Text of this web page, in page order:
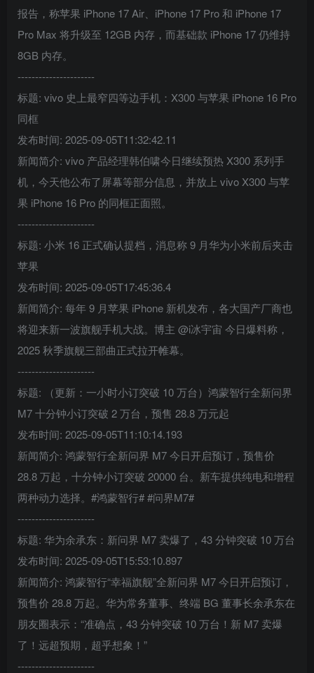
报告，称苹果 iPhone 17 Air、iPhone 17 Pro 和 iPhone 17
Pro Max 将升级至 12GB 内存，而基础款 iPhone 17 仍维持
8GB 内存。
----------------------
标题: vivo 史上最窄四等边手机：X300 与苹果 iPhone 16 Pro
同框
发布时间: 2025-09-05T11:32:42.11
新闻简介: vivo 产品经理韩伯啸今日继续预热 X300 系列手
机，今天他公布了屏幕等部分信息，并放上 vivo X300 与苹
果 iPhone 16 Pro 的同框正面照。
----------------------
标题: 小米 16 正式确认提档，消息称 9 月华为小米前后夹击
苹果
发布时间: 2025-09-05T17:45:36.4
新闻简介: 每年 9 月苹果 iPhone 新机发布，各大国产厂商也
将迎来新一波旗舰手机大战。博主 @i冰宇宙 今日爆料称，
2025 秋季旗舰三部曲正式拉开帷幕。
----------------------
标题: （更新：一小时小订突破 10 万台）鸿蒙智行全新问界
M7 十分钟小订突破 2 万台，预售 28.8 万元起
发布时间: 2025-09-05T11:10:14.193
新闻简介: 鸿蒙智行全新问界 M7 今日开启预订，预售价
28.8 万起，十分钟小订突破 20000 台。新车提供纯电和增程
两种动力选择。#鸿蒙智行# #问界M7#
----------------------
标题: 华为余承东：新问界 M7 卖爆了，43 分钟突破 10 万台
发布时间: 2025-09-05T15:53:10.897
新闻简介: 鸿蒙智行“幸福旗舰”全新问界 M7 今日开启预订，
预售价 28.8 万起。华为常务董事、终端 BG 董事长余承东在
朋友圈表示：“准确点，43 分钟突破 10 万台！新 M7 卖爆
了！远超预期，超乎想象！”
----------------------